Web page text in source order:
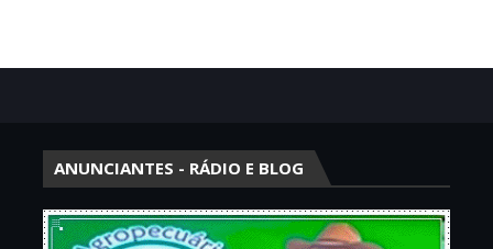
ANUNCIANTES - RÁDIO E BLOG